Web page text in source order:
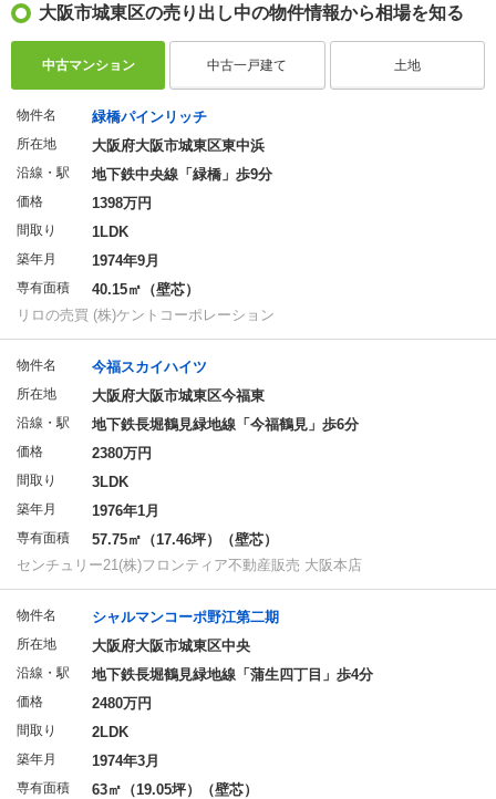
大阪市城東区の売り出し中の物件情報から相場を知る
中古マンション 中古一戸建て 土地
物件名 緑橋パインリッチ
所在地 大阪府大阪市城東区東中浜
沿線・駅 地下鉄中央線「緑橋」歩9分
価格 1398万円
間取り 1LDK
築年月 1974年9月
専有面積
40.15㎡（壁芯）
リロの売買 (株)ケントコーポレーション
物件名 今福スカイハイツ
所在地 大阪府大阪市城東区今福東
沿線・駅 地下鉄長堀鶴見緑地線「今福鶴見」歩6分
価格 2380万円
間取り 3LDK
築年月 1976年1月
専有面積
57.75㎡（17.46坪）（壁芯）
センチュリー21(株)フロンティア不動産販売 大阪本店
物件名 シャルマンコーポ野江第二期
所在地 大阪府大阪市城東区中央
沿線・駅 地下鉄長堀鶴見緑地線「蒲生四丁目」歩4分
価格 2480万円
間取り 2LDK
築年月 1974年3月
専有面積
63㎡（19.05坪）（壁芯）